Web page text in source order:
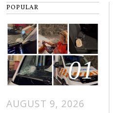
POPULAR
01
AUGUST 9, 2026